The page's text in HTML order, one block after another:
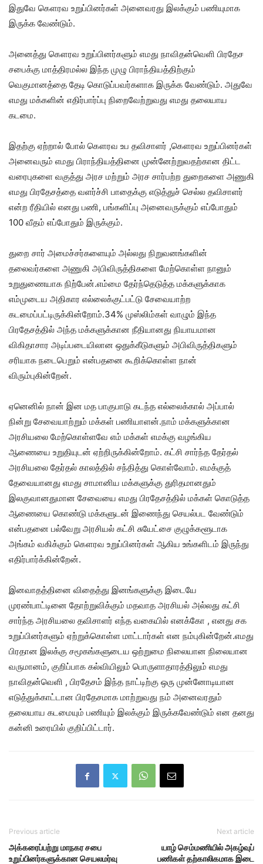
இதுவே கௌரவ உறுப்பினர்கள் அனைவரது இலக்கும் பணியுமாக
இருக்க வேண்டும்.
அனைத்து கௌரவ உறுப்பினர்களும் எமது நாவிதன்வெளி பிரதேச
சபைக்கு மாத்திரமல்ல இந்த முழு பிராந்தியத்திற்கும்
வெகுமானத்தை தேடி கொடுப்பவர்களாக இருக்க வேண்டும். அதுவே
எமது மக்களின் எதிர்பார்ப்பு நிறைவேற்றுவது எமது தலையாய
கடமை.
இதற்கு ஏற்றால் போல் கௌரவ உப தவிசாளர் ,கௌரவ உறுப்பினர்கள்
அனைவரும் எமது பிராந்தியத்தினை முன்னேற்றுவதற்கான திட்ட
வரைபுகளை வகுத்து அரச மற்றும் அரச சார்பற்ற துறைகளை அணுகி
எமது பிரதேசத்தை வளர்ச்சி பாதைக்கு எடுத்துச் செல்ல தவிசாளர்
என்ற ரீதியில் எனது பணி, பங்களிப்பு அனைவருக்கும் எப்போதும்
100 வீதம் எப்போதும் இருக்கும்.
துறை சார் அமைச்சர்களையும் அல்லது நிறுவனங்களின்
தலைவர்களை அணுகி அபிவிருத்திகளை மேற்கொள்ள நானும்
உறுதுணையாக நிற்பேன்.எம்மை தேர்ந்தெடுத்த மக்களுக்காக
எம்முடைய அதிகார எல்லைக்குட்பட்டு சேவையாற்ற
கடமைப்பட்டிருக்கின்றோம்.34% முஸ்லிம்கள் வாழும் இந்த
பிரதேசத்தில் அந்த மக்களுக்கான நீதியானது நியாயமான
விகிதாசார அடிப்படையிலான ஒதுக்கீடுகளும் அபிவிருத்திகளும்
சரியாக நடைபெறும் என்பதனை கூறிக்கொள்ள நான்
விரும்புகின்றேன்.
ஏனெனில் நான் இன மத பாகுபாடு கடந்த எல்லைக்கால் அப்பால்
நின்று சேவையாற்றும் மக்கள் பணியாளன்.நாம் மக்களுக்கான
அரசியலை மேற்கொள்ளவே எம் மக்கள் எமக்கு வழங்கிய
ஆணையை உறுதியுடன் ஏற்றிருக்கின்றோம். கட்சி சார்ந்த தேர்தல்
அரசியலை தேர்தல் காலத்தில் சந்தித்து கொள்வோம். எமக்குத்
தேவையானது எமது சாமானிய மக்களுக்கு துரிதமானதும்
இலகுவானதுமான சேவையை எமது பிரதேசத்தில் மக்கள் கொடுத்த
ஆணையை கொண்டு மக்களுடன் இணைந்து செயல்பட வேண்டும்
என்பதனை பல்வேறு அரசியல் கட்சி சுயேட்சை குழுக்களூடாக
அங்கம் வகிக்கும் கௌரவ உறுப்பினர்கள் ஆகிய உங்களிடம் இருந்து
எதிர்பார்க்கின்றேன்.
இனவாதத்தினை விதைத்து இனங்களுக்கு இடையே
முரண்பாட்டினை தோற்றுவிக்கும் மதவாத அரசியல் அல்லது கட்சி
சார்ந்த அரசியலை தவிசாளர் எந்த வகையில் எனக்கோ , எனது சக
உறுப்பினர்களும் ஏற்றுக்கொள்ள மாட்டார்கள் என நம்புகின்றேன்.எமது
பிரதான இலக்கு சமூகங்களுடைய ஒற்றுமை நிலையான நிலையான
வருமானம், குறிப்பாக கல்வியிலும் பொருளாதாரத்திலும் எமது
நாவிதன்வெளி , பிரதேசம் இந்த நாட்டிற்கு ஒரு முன்னோடியான
எடுத்துக்காட்டான பிரதேசமாக மாற்றுவது நம் அனைவரதும்
தலையாய கடமையும் பணியும் இலக்கும் இருக்கவேண்டும் என தனது
கன்னி உரையில் குறிப்பிட்டார்.
Previous article
அக்கரைப்பற்று மாநகர சபை
உறுப்பினர்களுக்கான செயலமர்வு
Next article
யாழ் செம்மணியில் அகழ்வுப்
பணிகள் தற்காலிகமாக இடை